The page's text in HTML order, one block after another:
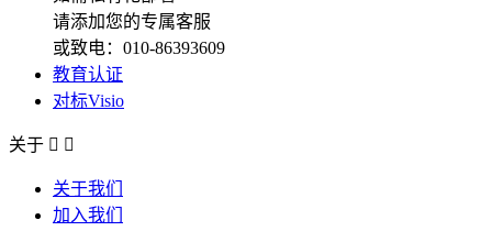
请添加您的专属客服
或致电：010-86393609
教育认证
对标Visio
关于  
关于我们
加入我们